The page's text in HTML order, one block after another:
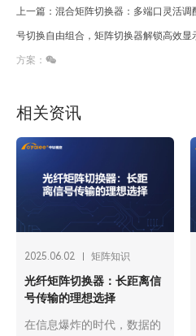
上一篇：混合矩阵切换器：多端口灵活调
号切换自由组合，矩阵切换器解锁高效显
方案：
相关资讯
2025.06.02 矩阵知识
混合矩阵切换器：兼容多格
式信号的全能型解决方案
在信息技术飞速发展的今